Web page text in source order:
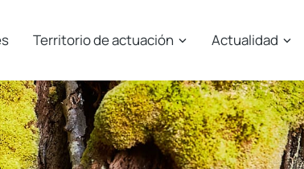
Territorio de actuación Actualidad